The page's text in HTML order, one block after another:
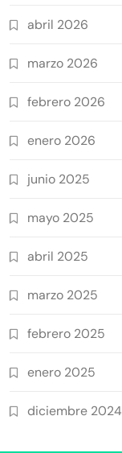
abril 2026
marzo 2026
febrero 2026
enero 2026
junio 2025
mayo 2025
abril 2025
marzo 2025
febrero 2025
enero 2025
diciembre 2024